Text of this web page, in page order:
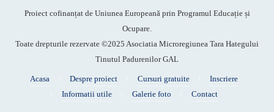
Proiect cofinanțat de Uniunea Europeană prin Programul Educație și
Ocupare.
Toate drepturile rezervate ©2025 Asociatia Microregiunea Tara Hategului
Tinutul Padurenilor GAL
Acasa Despre proiect Cursuri gratuite
Inscriere
Informatii utile
Galerie foto Contact